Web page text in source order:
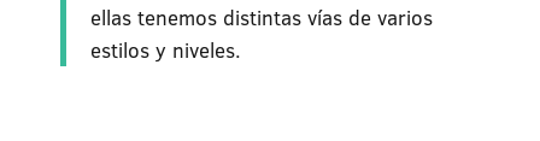
ellas tenemos distintas vías de varios
estilos y niveles.